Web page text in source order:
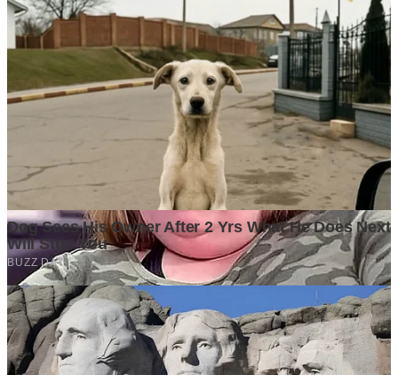
Mengapa Kepemimpinan yang Efektif Menjadi Penentu
Keberhasilan Organisasi?
1 week ago